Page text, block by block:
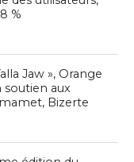
%
Jaw », Orange
soutien aux
Bizerte